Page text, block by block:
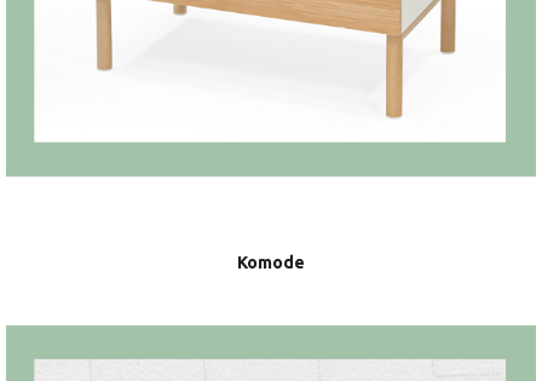
Komode